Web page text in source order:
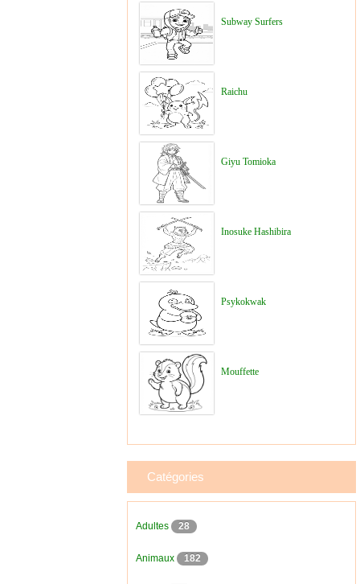
Subway Surfers
Raichu
Giyu Tomioka
Inosuke Hashibira
Psykokwak
Mouffette
Catégories
Adultes 28
Animaux 182